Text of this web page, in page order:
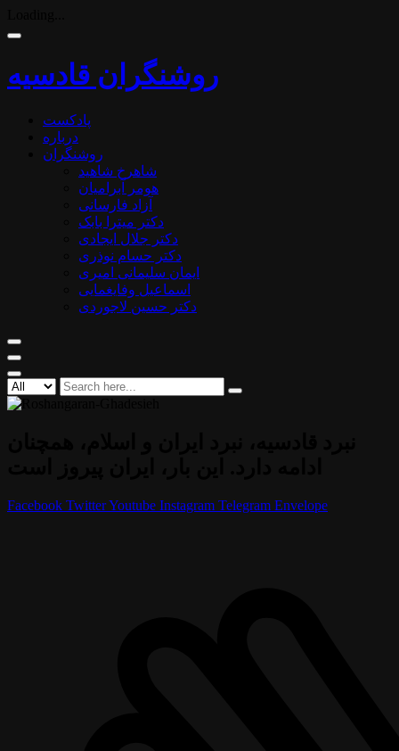
روشنگران قادسیه
پادکست
درباره
روشنگران
شاهرخ شاهید
هومر آبرامیان
آزاد فارسانی
دکتر میترا بابک
دکتر جلال ایجادی
دکتر حسام نوذری
ایمان سلیمانی امیری
اسماعیل وفایغمایی
دکتر حسین لاجوردی
Facebook TwitterYoutube Instagram Telegram Envelope